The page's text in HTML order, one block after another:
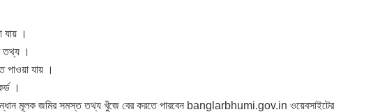
যায় ।
তথ্য ।
পাওয়া যায় ।
।
মূলক জমির সমস্ত তথ্য খুঁজে বের করতে পারবেন banglarbhumi.gov.in ওয়েবসাইটের